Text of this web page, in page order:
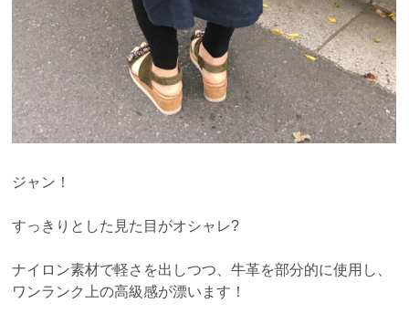
ジャン！
すっきりとした見た目がオシャレ?
ナイロン素材で軽さを出しつつ、牛革を部分的に使用し、
ワンランク上の高級感が漂います！